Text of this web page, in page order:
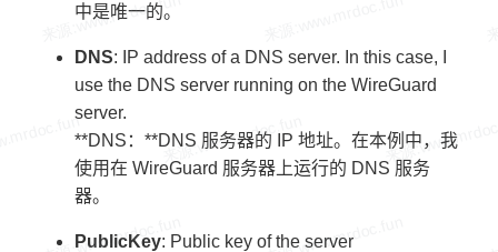
中是唯一的。
DNS: IP address of a DNS server. In this case, I
use the DNS server running on the WireGuard
server.
**DNS：**DNS 服务器的 IP 地址。在本例中，我
使用在 WireGuard 服务器上运行的 DNS 服务
器。
PublicKey: Public key of the server